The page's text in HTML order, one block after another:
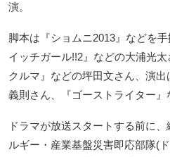
演。
脚本は『ショムニ2013』などを
イッチガール!!2』などの大浦光
クルマ』などの坪田文さん、演
義則さん、『ゴーストライター』
ドラマが放送スタートする前に
ルギー・産業基盤災害即応部隊(